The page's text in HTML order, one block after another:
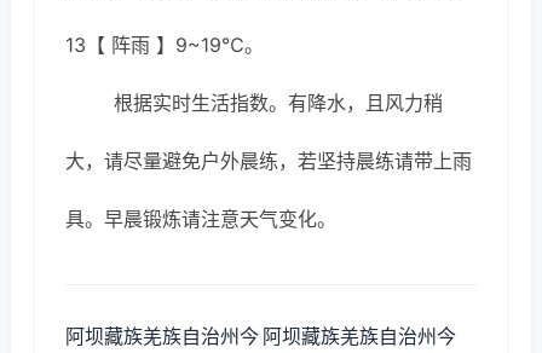
13【 阵雨 】9~19℃。
根据实时生活指数。有降水，且风力稍
大，请尽量避免户外晨练，若坚持晨练请带上雨
具。早晨锻炼请注意天气变化。
阿坝藏族羌族自治州今 阿坝藏族羌族自治州今